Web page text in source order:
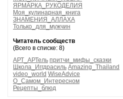
ЯРМАРКА_РУКОДЕЛИЯ
Моя_кулинарная_книга
ЗНАМЕНИЯ_АЛЛАХА
Только_для_мужчин
Читатель сообществ
(Всего в списке: 8)
АРТ_АРТель притчи_мифы_сказки
Школа_Иггдрасиль Amazing_Thailand
video_world WiseAdvice
О_Самом_Интересном
Рецепты_блюд